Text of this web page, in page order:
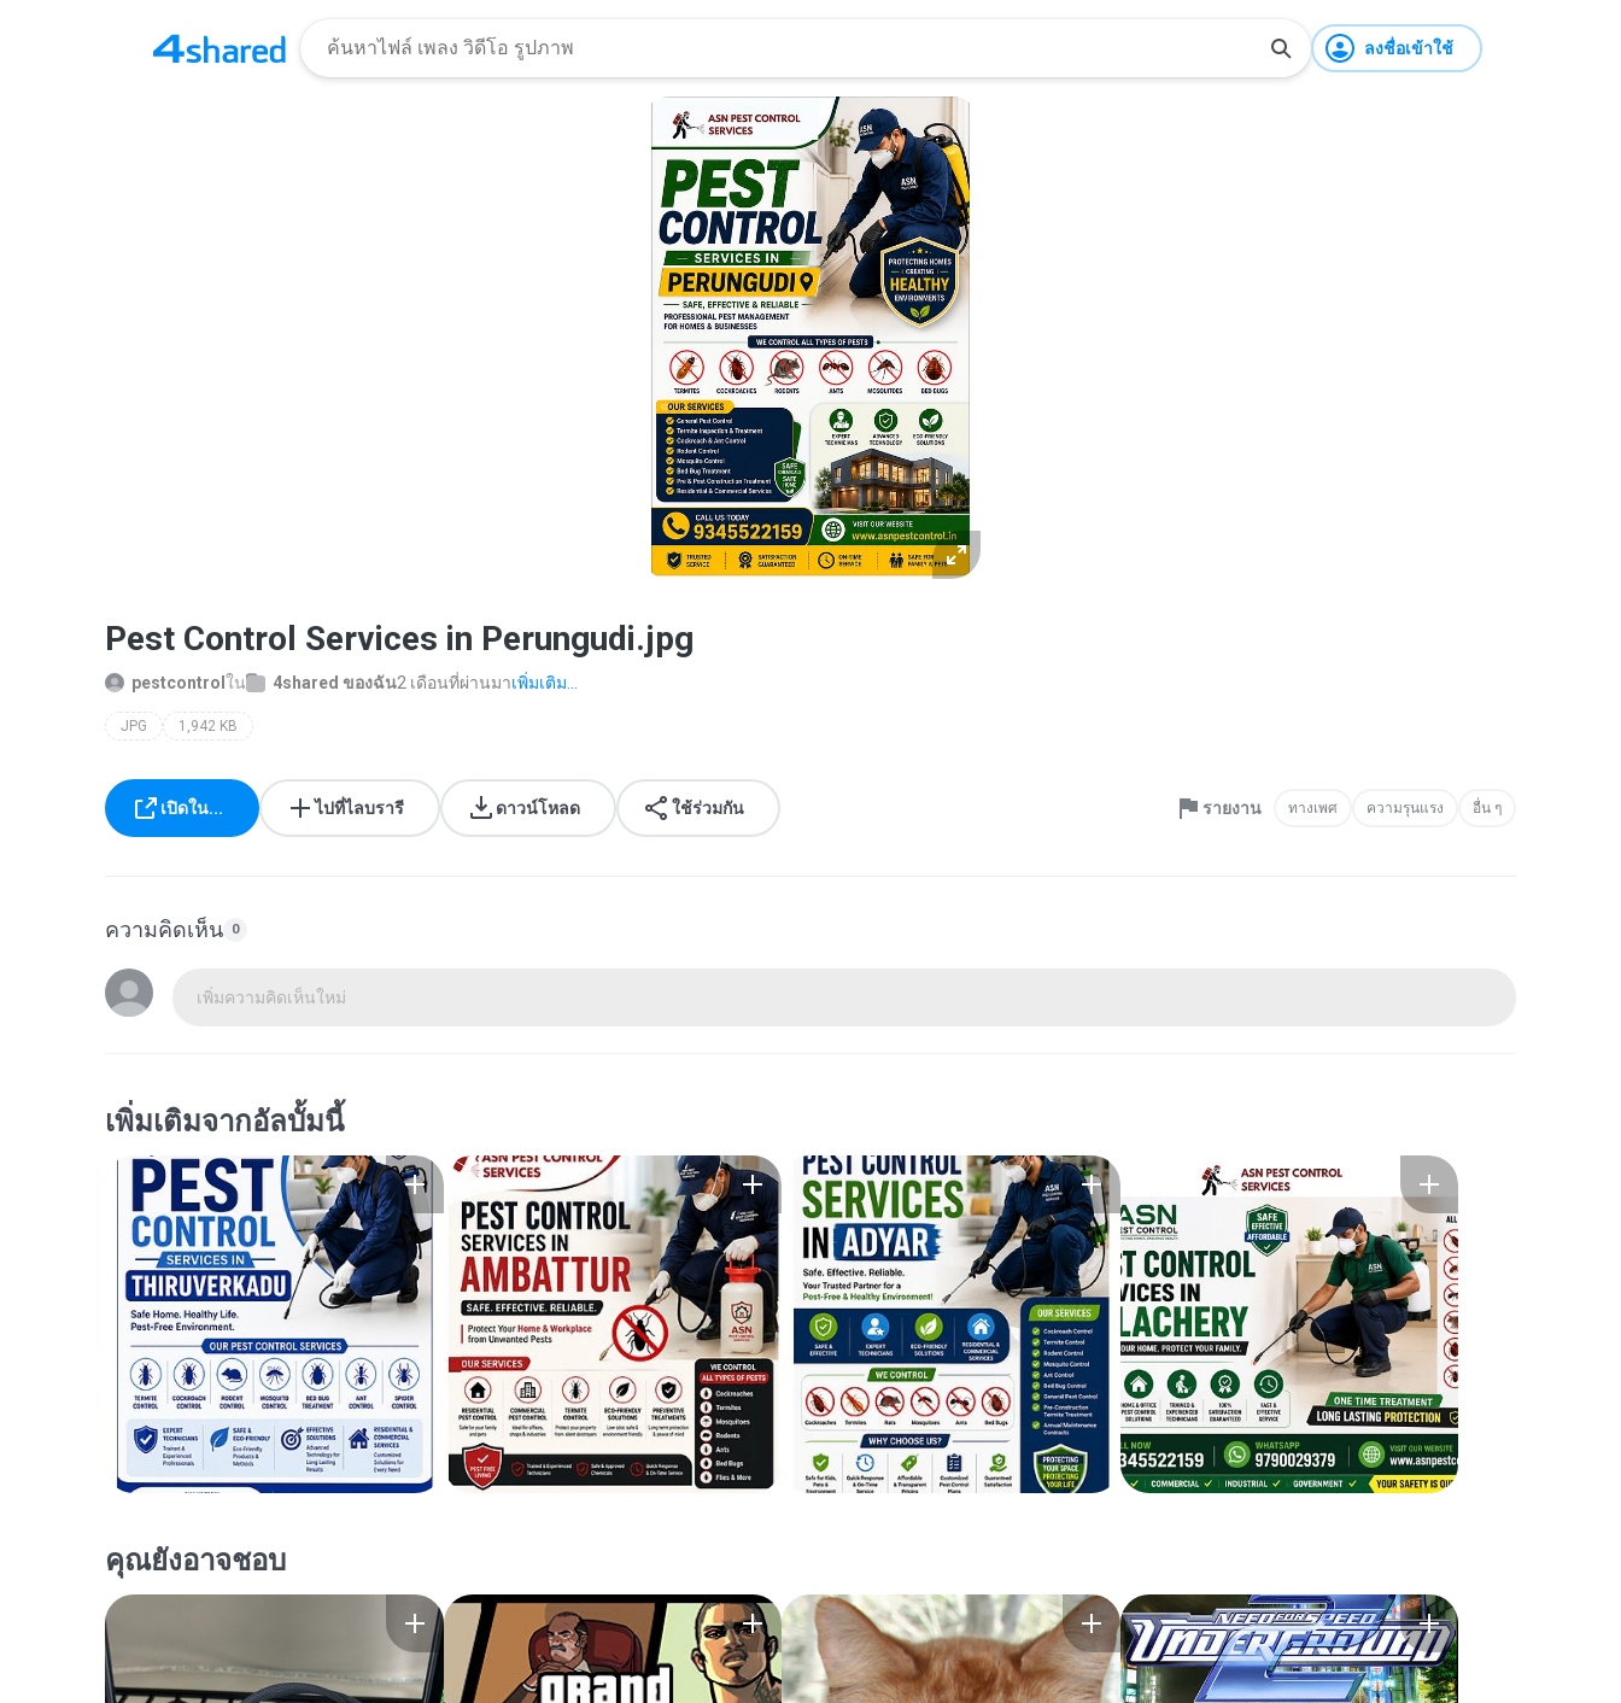
ลงชื่อเข้าใช้
Pest Control Services in Perungudi.jpg
pestcontrol ใน 4shared ของฉัน2 เดือนที่ผ่านมาเพิ่มเติม...
JPG 1,942 KB
เปิดใน... ไปที่ไลบรารี ดาวน์โหลด ใช้ร่วมกัน รายงาน ทางเพศ ความรุนแรง อื่น ๆ
ความคิดเห็น 0
เพิ่มความคิดเห็นใหม่
เพิ่มเติมจากอัลบั้มนี้
คุณยังอาจชอบ